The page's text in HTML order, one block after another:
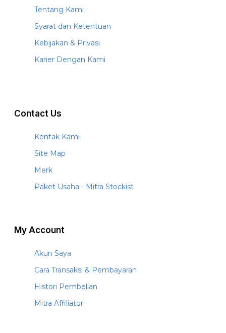
Tentang Kami
Syarat dan Ketentuan
Kebijakan & Privasi
Karier Dengan Kami
Contact Us
Kontak Kami
Site Map
Merk
Paket Usaha - Mitra Stockist
My Account
Akun Saya
Cara Transaksi & Pembayaran
Histori Pembelian
Mitra Affiliator